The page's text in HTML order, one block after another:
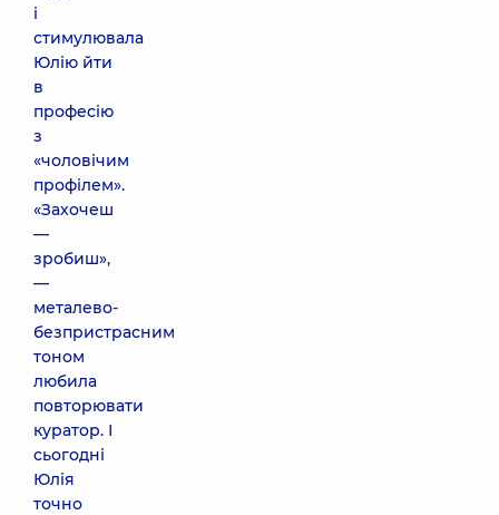
і
стимулювала
Юлію йти
в
професію
з
«чоловічим
профілем».
«Захочеш
—
зробиш»,
—
металево-
безпристрасним
тоном
любила
повторювати
куратор. І
сьогодні
Юлія
точно